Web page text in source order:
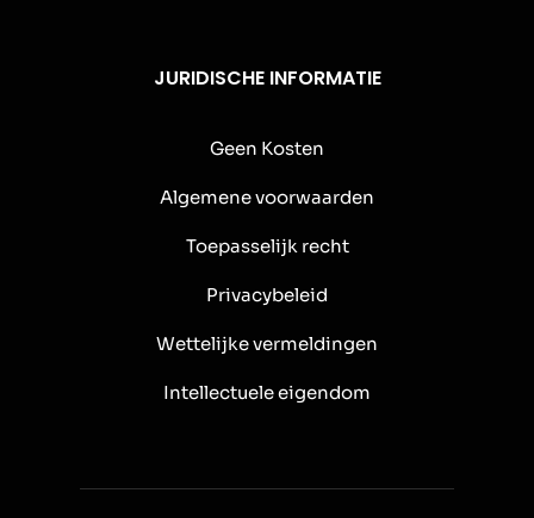
JURIDISCHE INFORMATIE
Geen Kosten
Algemene voorwaarden
Toepasselijk recht
Privacybeleid
Wettelijke vermeldingen
Intellectuele eigendom